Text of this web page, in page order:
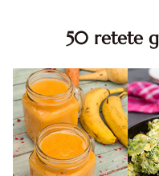
50 retete
minute. Retete
retete